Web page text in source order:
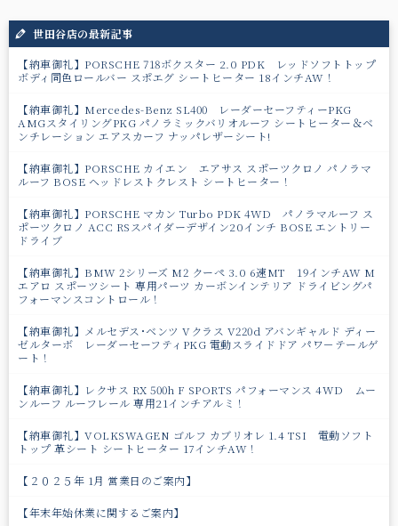
世田谷店の最新記事
【納車御礼】PORSCHE 718ボクスター 2.0 PDK レッドソフトトップ
ボディ同色ロールバー スポエグ シートヒーター 18インチAW！
【納車御礼】Mercedes-Benz SL400 レーダーセーフティーPKG
AMGスタイリングPKG パノラミックバリオルーフ シートヒーター＆ベ
ンチレーション エアスカーフ ナッパレザーシート!
【納車御礼】PORSCHE カイエン エアサス スポーツクロノ パノラマ
ルーフ BOSE ヘッドレストクレスト シートヒーター！
【納車御礼】PORSCHE マカン Turbo PDK 4WD パノラマルーフ ス
ポーツクロノ ACC RSスパイダーデザイン20インチ BOSE エントリー
ドライブ
【納車御礼】BMW 2シリーズ M2 クーペ 3.0 6速MT 19インチAW M
エアロ スポーツシート 専用パーツ カーボンインテリア ドライビングパ
フォーマンスコントロール！
【納車御礼】メルセデス･ベンツ Vクラス V220d アバンギャルド ディー
ゼルターボ レーダーセーフティPKG 電動スライドドア パワ－テールゲ
ート！
【納車御礼】レクサス RX 500h F SPORTS パフォーマンス 4WD ムー
ンルーフ ルーフレール 専用21インチアルミ！
【納車御礼】VOLKSWAGEN ゴルフ カブリオレ 1.4 TSI 電動ソフト
トップ 革シート シートヒーター 17インチAW！
【２０２５年 1月 営業日のご案内】
【年末年始休業に関するご案内】